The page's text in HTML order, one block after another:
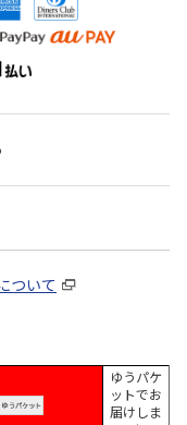
ついて
ゆうパケ
ットでお
届けしま